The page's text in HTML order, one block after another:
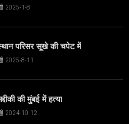
2025-1-8
परिसर सूखे की चपेट में
2025-8-11
की मुंबई में हत्या
2024-10-12